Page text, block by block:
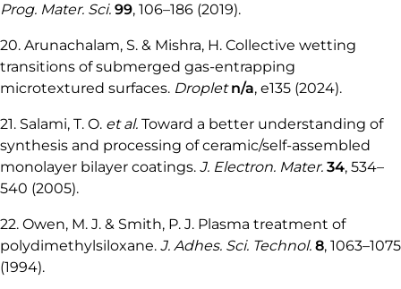
Prog. Mater. Sci. 99, 106–186 (2019).
20. Arunachalam, S. & Mishra, H. Collective wetting
transitions of submerged gas-entrapping
microtextured surfaces. Droplet n/a, e135 (2024).
21. Salami, T. O. et al. Toward a better understanding of
synthesis and processing of ceramic/self-assembled
monolayer bilayer coatings. J. Electron. Mater. 34, 534–
540 (2005).
22. Owen, M. J. & Smith, P. J. Plasma treatment of
polydimethylsiloxane. J. Adhes. Sci. Technol. 8, 1063–1075
(1994).